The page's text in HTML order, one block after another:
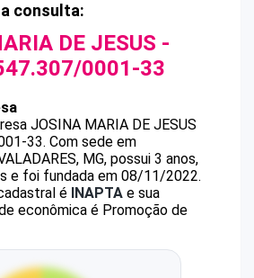
consulta:
DE JESUS -
0001-33
JOSINA MARIA DE JESUS
33. Com sede em
MG, possui 3 anos,
e foi fundada em 08/11/2022.
é INAPTA e sua
econômica é Promoção de